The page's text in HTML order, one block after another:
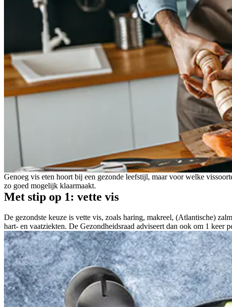
Genoeg vis eten hoort bij een gezonde leefstijl, maar voor welke
zo goed mogelijk klaarmaakt.
Met stip op 1: vette vis
De gezondste keuze is vette vis, zoals haring, makreel, (Atlantische)
hart- en vaatziekten. De Gezondheidsraad adviseert dan ook om 1 keer